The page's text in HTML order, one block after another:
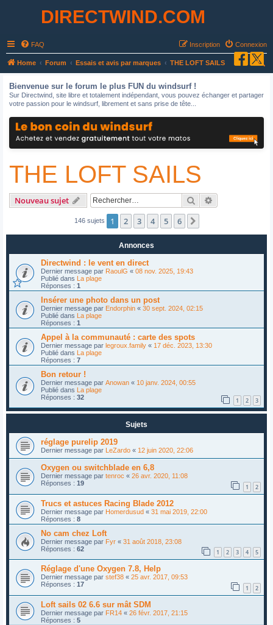
DIRECTWIND.COM
FAQ Connexion
Inscription
Home Forum Essais et avis par marques THE LOFT SAILS
Bienvenue sur le forum le plus FUN du windsurf !
Sur Directwind, site libre et totalement indépendant, vous pouvez échanger et partager
votre passion pour le windsurf, librement et sans prise de tête...
THE LOFT SAILS
Nouveau sujet Rechercher
146 sujets 1 2 3 4 5 6
Annonces
Directwind : le vent en direct
Dernier message par RaoulG « 08 nov. 2025, 19:43
Publié dans La plage
Réponses : 1
Insérer une photo dans un post
Dernier message par Endorphin « 30 sept. 2024, 02:15
Publié dans La plage
Réponses : 1
Appel à la communauté : carte des spots
Dernier message par legroux.family « 17 déc. 2023, 13:30
Publié dans La plage
Réponses : 7
Bon retour !
Dernier message par Anowan « 10 janv. 2024, 00:55
Publié dans La plage
Réponses : 32 1 2 3
Sujets
réglage purelip 2019
Dernier message par LeZardo « 12 juin 2020, 22:06
Oxygen ou switchblade en 6,8
Dernier message par tenroc « 26 avr. 2020, 11:08
Réponses : 19 1 2
Trucs et astuces Racing Blade 2012
Dernier message par Homerdusud « 31 mai 2019, 22:00
Réponses : 8
No cam chez Loft
Dernier message par Fyr « 31 août 2018, 23:08
Réponses : 62 1 2 3 4 5
Réglage d'une Oxygen 7.8, Help
Dernier message par stef38 « 25 avr. 2017, 09:53
Réponses : 17 1 2
Loft sails 02 6.6 sur mât SDM
Dernier message par FR14 « 26 févr. 2017, 21:15
Réponses : 5